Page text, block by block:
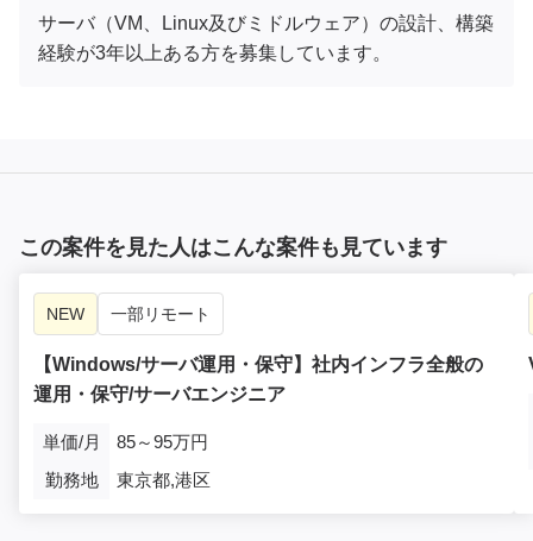
サーバ（VM、Linux及びミドルウェア）の設計、構築
経験が3年以上ある方を募集しています。
この案件を見た人はこんな案件も見ています
NEW 一部リモート
【Windows/サーバ運用・保守】社内インフラ全般の
運用・保守/サーバエンジニア
単価/月
85～95万円
勤務地
東京都,港区